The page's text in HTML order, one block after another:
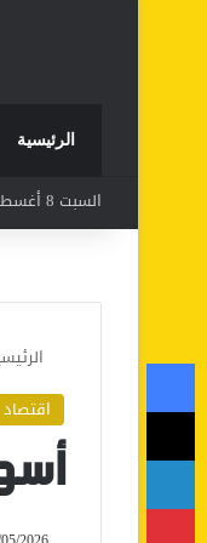
الرئيسية
السبت 8 أغسطس 2026
اقتصاد